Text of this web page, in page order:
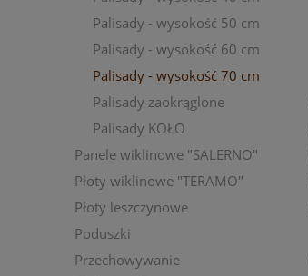
Palisady - wysokość 50 cm
Palisady - wysokość 60 cm
Palisady - wysokość 70 cm
Palisady zaokrąglone
Palisady KOŁO
Panele wiklinowe "SALERNO"
Płoty wiklinowe "TERAMO"
Płoty leszczynowe
Poduszki
Przechowywanie